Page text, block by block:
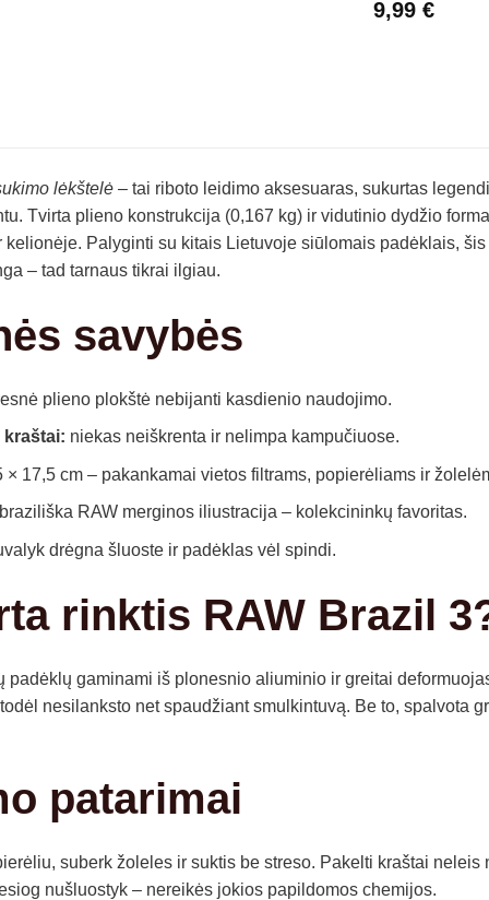
9,99 €
lėkštelė – tai riboto leidimo aksesuaras, sukurtas
Tvirta plieno konstrukcija (0,167 kg) ir vidutinio dydžio
kelionėje. Palyginti su kitais Lietuvoje siūlomais padėklais,
– tad tarnaus tikrai ilgiau.
savybės
plieno plokštė nebijanti kasdienio naudojimo.
kraštai: niekas neiškrenta ir nelimpa kampučiuose.
× 17,5 cm – pakankamai vietos filtrams, popierėliams ir
RAW merginos iliustracija – kolekcininkų favoritas.
drėgna šluoste ir padėklas vėl spindi.
rinktis RAW Brazil
padėklų gaminami iš plonesnio aliuminio ir greitai
nesilanksto net spaudžiant smulkintuvą. Be to, spalvota
patarimai
suberk žoleles ir suktis be streso. Pakelti kraštai
nušluostyk – nereikės jokios papildomos chemijos.